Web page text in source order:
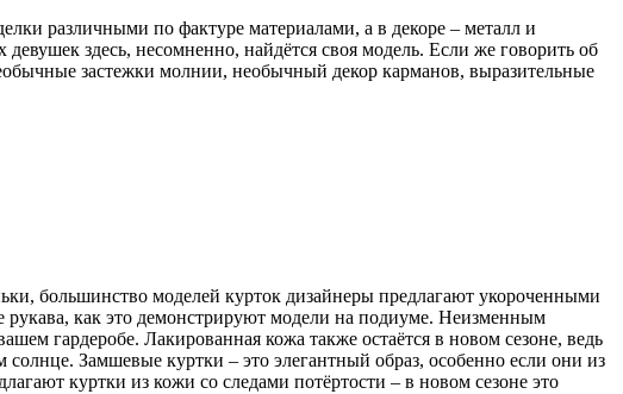
различными по фактуре материалами, а в декоре – металл и
здесь, несомненно, найдётся своя модель. Если же говорить об
застежки молнии, необычный декор карманов, выразительные
большинство моделей курток дизайнеры предлагают укороченными
рукава, как это демонстрируют модели на подиуме. Неизменным
гардеробе. Лакированная кожа также остаётся в новом сезоне, ведь
Замшевые куртки – это элегантный образ, особенно если они из
куртки из кожи со следами потёртости – в новом сезоне это